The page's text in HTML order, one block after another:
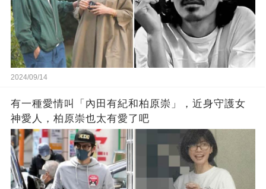
2024/09/14
有一種愛情叫「內田有紀和柏原崇」，近身守護女
神愛人，柏原崇也太有愛了吧